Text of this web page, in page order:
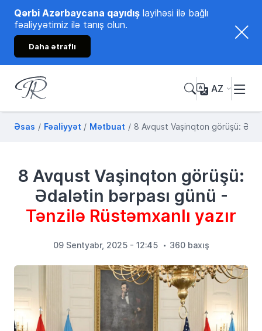
Qərbi Azərbaycana qayıdış layihəsi ilə bağlı
fəaliyyətimiz ilə tanış olun.
Daha ətraflı
Tənzilə Rüstəmxanlı
AZ
Əsas Fəaliyyət Mətbuat 8 Avqust Vaşinqton görüşü:
8 Avqust Vaşinqton görüşü:
Ədalətin bərpası günü -
Tənzilə Rüstəmxanlı yazır
09 Sentyabr, 2025 - 12:45 360 baxış